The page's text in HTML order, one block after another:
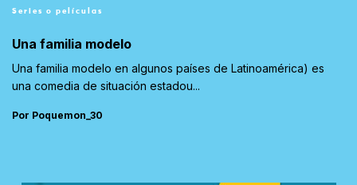
Series o películas
Una familia modelo
Una familia modelo en algunos países de Latinoamérica) es
una comedia de situación estadou...
Por Poquemon_30